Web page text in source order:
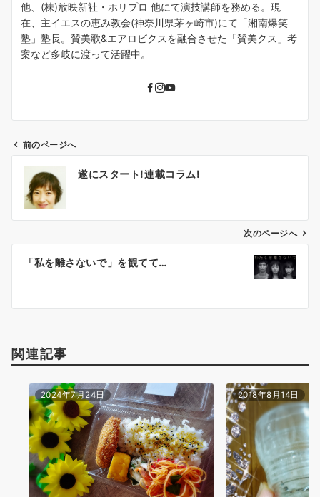
他、(株)放映新社・ホリプロ 他にて演技講師を務める。現
在、主イエスの恵み教会(神奈川県茅ヶ崎市)にて「湘南爆笑
塾」塾長。賛美歌&エアロビクスを融合させた「賛美クス」考
案など多岐に渡って活躍中。
ビ
ン
前のページへ
遂にスタート!連載コラム!
次のページへ
「私を離さないで」を観てて…
関連記事
2024年7月24日 2018年8月14日